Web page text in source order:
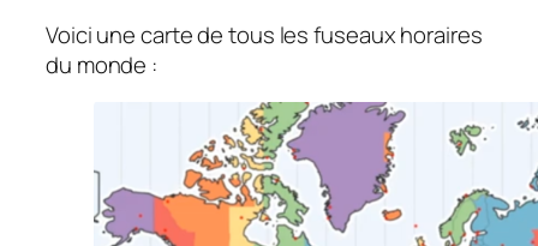
Voici une carte de tous les fuseaux horaires
du monde :